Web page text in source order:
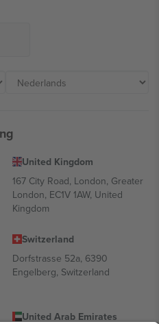
United Kingdom
167 City Road, London, Greater
London, EC1V 1AW, United
Kingdom
Switzerland
Dorfstrasse 52a, 6390
Engelberg, Switzerland
United Arab Emirates